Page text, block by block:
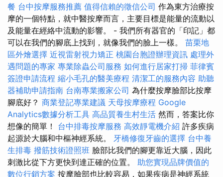
餐 台中按摩服務推薦 值得信賴的徵信公司 作為東方治療按
摩的一個特點，就中醫按摩而言，主要目標是能量的流動以
及能量在經絡中流動的影響。 - 我們所有器官的「印記」都
可以在我們的腳底上找到，就像我們的臉上一樣。 苗栗地
區外燴選擇 近視雷射視力矯正 桃園台胞證辦理資訊 處理外
遇問題的專家 專業除蟲公司服務 如何進行居家打掃 菲律賓
簽證申請流程 縮小毛孔的醫美療程 清潔工的服務內容 助聽
器補助申請指南 台南專業搬家公司 為什麼按摩臉部比按摩
腳底好？ 商業登記專業建議 天母按摩療程 Google
Analytics數據分析工具 高品質養生村生活 然而，答案比你
想像的簡單！ 台中排毒按摩服務 高效靜電機介紹 許多疾病
起源於大腦和中樞神經系統。 牙橋修復牙齒的選擇 台中養
生排毒 撥筋技術證照班 臉部比我們的腳更靠近大腦，因此
刺激比從下方更快到達正確的位置。 助您實現品牌價值的
數位行銷方案 按摩臉部也比較容易，如果疾病是神經系統